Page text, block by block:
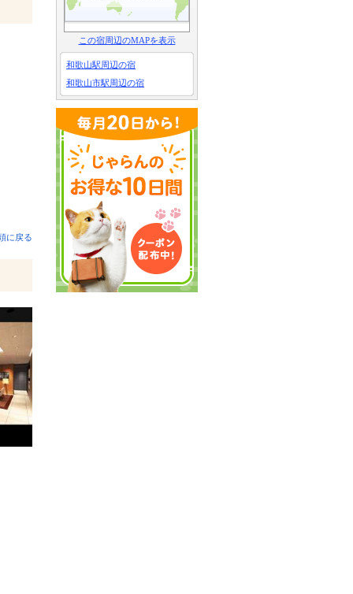
に戻る
この宿周辺のMAPを表示
和歌山駅周辺の宿
和歌山市駅周辺の宿